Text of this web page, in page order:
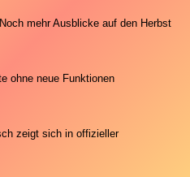
mehr Ausblicke auf den Herbst
ohne neue Funktionen
zeigt sich in offizieller